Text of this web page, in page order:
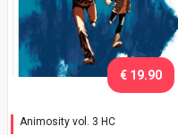
Animosity vol. 3 HC
€ 19.90